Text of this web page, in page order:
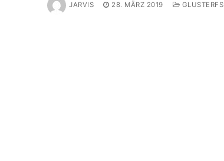
JARVIS 28. MÄRZ 2019 GLUSTERFS